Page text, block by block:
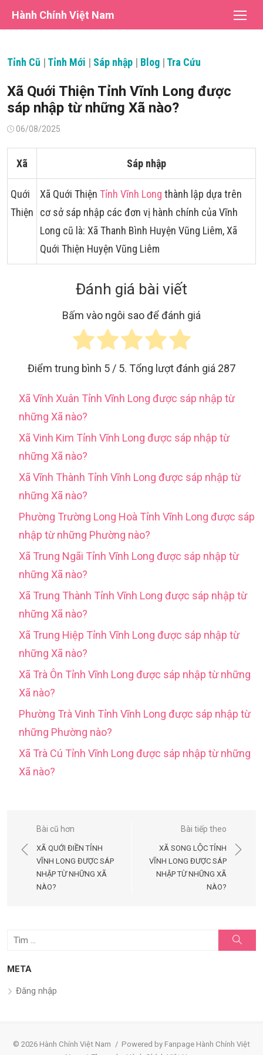
Hành Chính Việt Nam
Tỉnh Cũ | Tỉnh Mới | Sáp nhập | Blog | Tra Cứu
Xã Quới Thiện Tỉnh Vĩnh Long được
sáp nhập từ những Xã nào?
Đăng06/08/2025
Xã Sáp nhập
Quới
Thiện
Xã Quới Thiện Tỉnh Vĩnh Long thành lập dựa trên
cơ sở sáp nhập các đơn vị hành chính của Vĩnh
Long cũ là: Xã Thanh Bình Huyện Vũng Liêm, Xã
Quới Thiện Huyện Vũng Liêm
Đánh giá bài viết
Bấm vào ngôi sao để đánh giá
Điểm trung bình 5 / 5. Tổng lượt đánh giá 287
Xã Vĩnh Xuân Tỉnh Vĩnh Long được sáp nhập từ
những Xã nào?
Xã Vinh Kim Tỉnh Vĩnh Long được sáp nhập từ
những Xã nào?
Xã Vĩnh Thành Tỉnh Vĩnh Long được sáp nhập từ
những Xã nào?
Phường Trường Long Hoà Tỉnh Vĩnh Long được sáp
nhập từ những Phường nào?
Xã Trung Ngãi Tỉnh Vĩnh Long được sáp nhập từ
những Xã nào?
Xã Trung Thành Tỉnh Vĩnh Long được sáp nhập từ
những Xã nào?
Xã Trung Hiệp Tỉnh Vĩnh Long được sáp nhập từ
những Xã nào?
Xã Trà Ôn Tỉnh Vĩnh Long được sáp nhập từ những
Xã nào?
Phường Trà Vinh Tỉnh Vĩnh Long được sáp nhập từ
những Phường nào?
Xã Trà Cú Tỉnh Vĩnh Long được sáp nhập từ những
Xã nào?
Điều
hướng
viết
Bài cũ hơn
XÃ QUỚI ĐIỀN TỈNH
VĨNH LONG ĐƯỢC SÁP
NHẬP TỪ NHỮNG XÃ
NÀO?
Bài tiếp theo
XÃ SONG LỘC TỈNH
VĨNH LONG ĐƯỢC SÁP
NHẬP TỪ NHỮNG XÃ
NÀO?
Tìm
quả
kiếm
META
Đăng nhập
© 2026 Hành Chính Việt Nam / Powered by Fanpage Hành Chính Việt